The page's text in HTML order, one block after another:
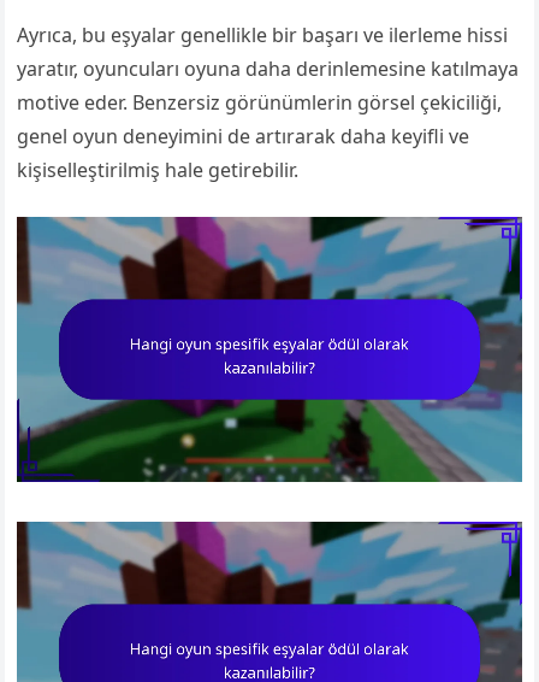
Ayrıca, bu eşyalar genellikle bir başarı ve ilerleme hissi
yaratır, oyuncuları oyuna daha derinlemesine katılmaya
motive eder. Benzersiz görünümlerin görsel çekiciliği,
genel oyun deneyimini de artırarak daha keyifli ve
kişiselleştirilmiş hale getirebilir.